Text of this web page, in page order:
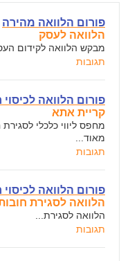
פורום הלוואה מהירה
הלוואה לעסק
מבקש הלוואה לקידום
תגובות
פורום הלוואה לכיסוי
קריית אתא
מחפס ליווי כלכלי
מאוד...
תגובות
פורום הלוואה לכיסוי
הלוואה לסגירת
הלוואה לסגירת...
תגובות